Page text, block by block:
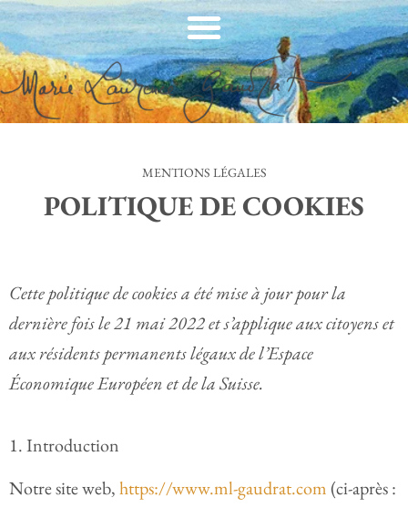
Aller
au
contenu
MENTIONS LÉGALES
POLITIQUE DE COOKIES
Cette politique de cookies a été mise à jour pour la
dernière fois le 21 mai 2022 et s’applique aux citoyens et
aux résidents permanents légaux de l’Espace
Économique Européen et de la Suisse.
1. Introduction
Notre site web,https://www.ml-gaudrat.com(ci-après :
to
to
to
to
to
to
to
to